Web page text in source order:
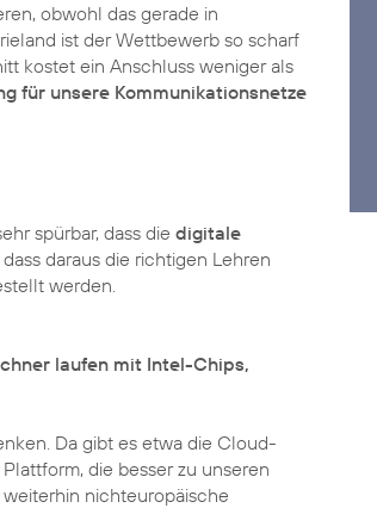
obwohl das gerade in
ist der Wettbewerb so scharf
kostet ein Anschluss weniger als
für unsere Kommunikationsnetze
spürbar, dass die digitale
daraus die richtigen Lehren
werden.
laufen mit Intel-Chips,
Da gibt es etwa die Cloud-
die besser zu unseren
nichteuropäische